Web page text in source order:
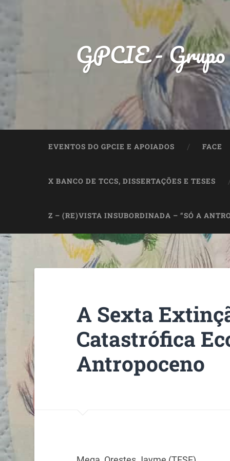
GPCIE - Grupo
EVENTOS DO GPCIE E APOIADOS FACE
X BANCO DE TCCS, DISSERTAÇÕES E TESES
Z – (RE)VISTA INSUBORDINADA – “SÓ A
A Sexta
Catastrófica
Antropoceno